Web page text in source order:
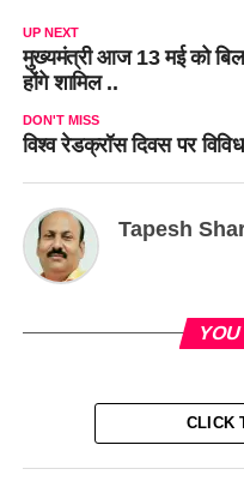
UP NEXT
मुख्यमंत्री आज 13 मई को
होंगे शामिल ..
DON'T MISS
विश्व रेडक्रॉस दिवस पर
Tapesh
CLICK